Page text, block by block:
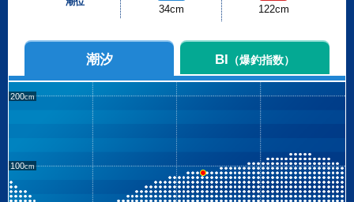
34cm 122cm
潮汐 BI （爆釣指数）
200
100